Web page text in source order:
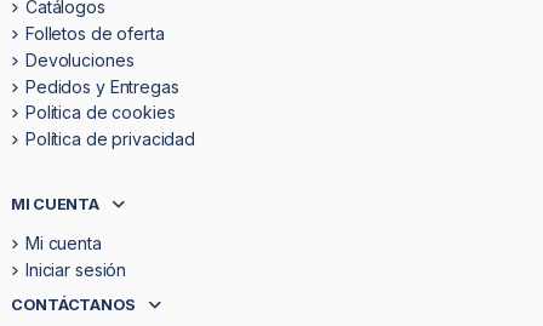
Catálogos
Folletos de oferta
Devoluciones
Pedidos y Entregas
Politica de cookies
Política de privacidad
MI CUENTA
Mi cuenta
Iniciar sesión
CONTÁCTANOS